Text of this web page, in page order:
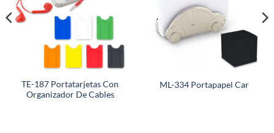
TE-187 Portatarjetas Con
Organizador De Cables
ML-334 Portapapel Car